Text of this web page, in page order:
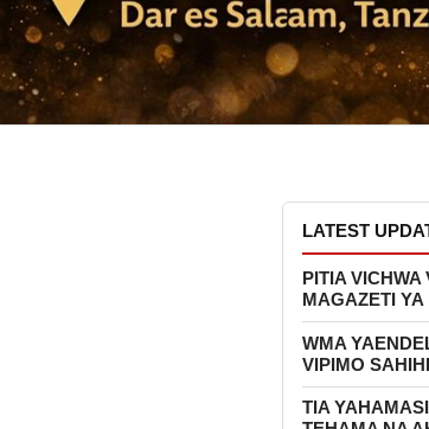
LATEST
PITIA
MAGAZETI
WMA
VIPIMO
TIA